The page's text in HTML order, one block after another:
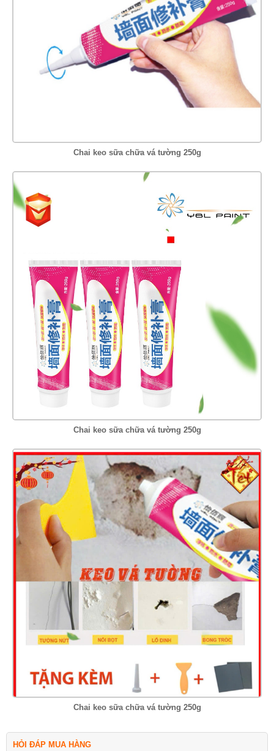
Chai keo sữa chữa vá tường 250g
Chai keo sữa chữa vá tường 250g
Chai keo sữa chữa vá tường 250g
HỎI ĐÁP MUA HÀNG